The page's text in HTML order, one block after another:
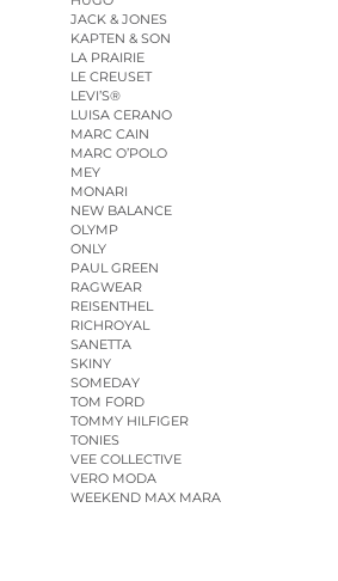
JACK & JONES
KAPTEN & SON
LA PRAIRIE
LE CREUSET
LEVI’S®
LUISA CERANO
MARC CAIN
MARC O’POLO
MEY
MONARI
NEW BALANCE
OLYMP
ONLY
PAUL GREEN
RAGWEAR
REISENTHEL
RICHROYAL
SANETTA
SKINY
SOMEDAY
TOM FORD
TOMMY HILFIGER
TONIES
VEE COLLECTIVE
VERO MODA
WEEKEND MAX MARA